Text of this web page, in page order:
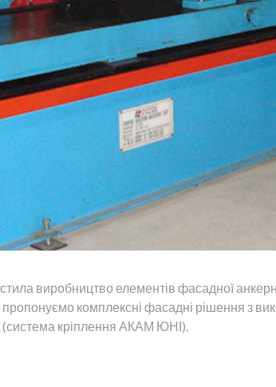
виробництво елементів фасадної
пропонуємо комплексні фасадні рішення з
(система кріплення АКАМ ЮНІ).